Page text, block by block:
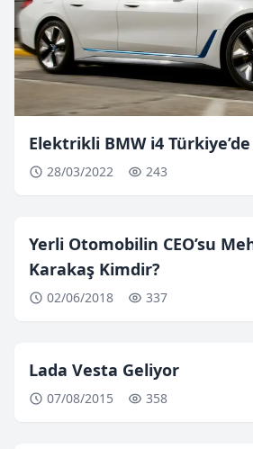
Elektrikli BMW i4
28/03/2022 243
Yerli Otomobilin CEO’su
Karakaş Kimdir?
02/06/2018 337
Lada Vesta Geliyor
07/08/2015 358